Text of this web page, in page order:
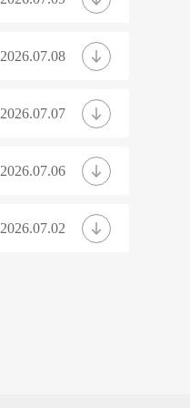
2026.07.08
2026.07.07
2026.07.06
2026.07.02